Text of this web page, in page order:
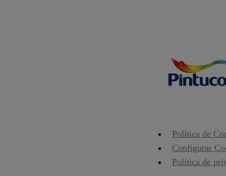
Política de
Configurar
Política de